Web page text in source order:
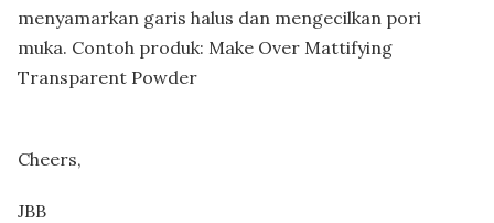
menyamarkan garis halus dan mengecilkan pori
muka. Contoh produk: Make Over Mattifying
Transparent Powder
Cheers,
JBB